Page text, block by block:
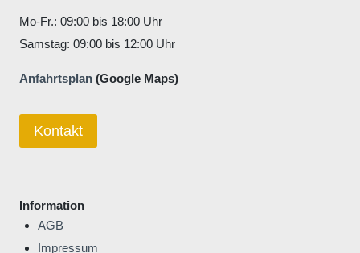
Mo-Fr.: 09:00 bis 18:00 Uhr
Samstag: 09:00 bis 12:00 Uhr
Anfahrtsplan (Google Maps)
Kontakt
Information
AGB
Impressum